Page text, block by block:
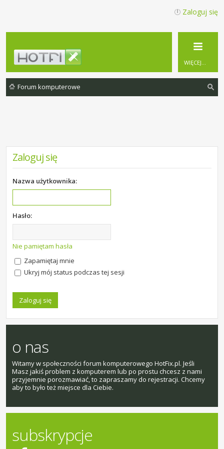
Zaloguj się
WIĘCEJ…
Forum komputerowe
Zaloguj się
Nazwa użytkownika:
Hasło:
Nie pamiętam hasła
Zapamiętaj mnie
Ukryj mój status podczas tej sesji
o nas
Witamy w społeczności forum komputerowego HotFix.pl. Jeśli
Masz jakiś problem z komputerem lub po prostu chcesz z nami
przyjemnie porozmawiać, to zapraszamy do rejestracji. Chcemy
aby to było też miejsce dla Ciebie.
subskrypcje